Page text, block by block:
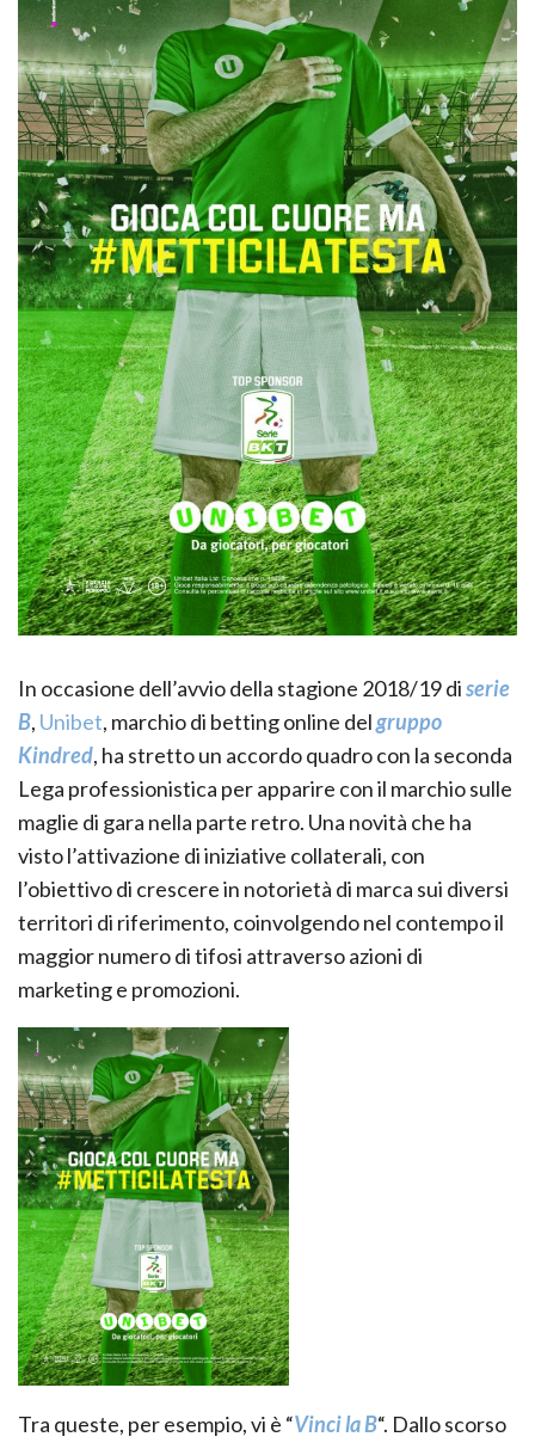
In occasione dell’avvio della stagione 2018/19 diserie
B, Unibet, marchio di betting online delgruppo
Kindred, ha stretto un accordo quadro con la seconda
Lega professionistica per apparire con il marchio sulle
maglie di gara nella parte retro. Una novità che ha
visto l’attivazione di iniziative collaterali, con
l’obiettivo di crescere in notorietà di marca sui diversi
territori di riferimento, coinvolgendo nel contempo il
maggior numero di tifosi attraverso azioni di
marketing e promozioni.
Tra queste, per esempio, vi è “Vinci la B“. Dallo scorso